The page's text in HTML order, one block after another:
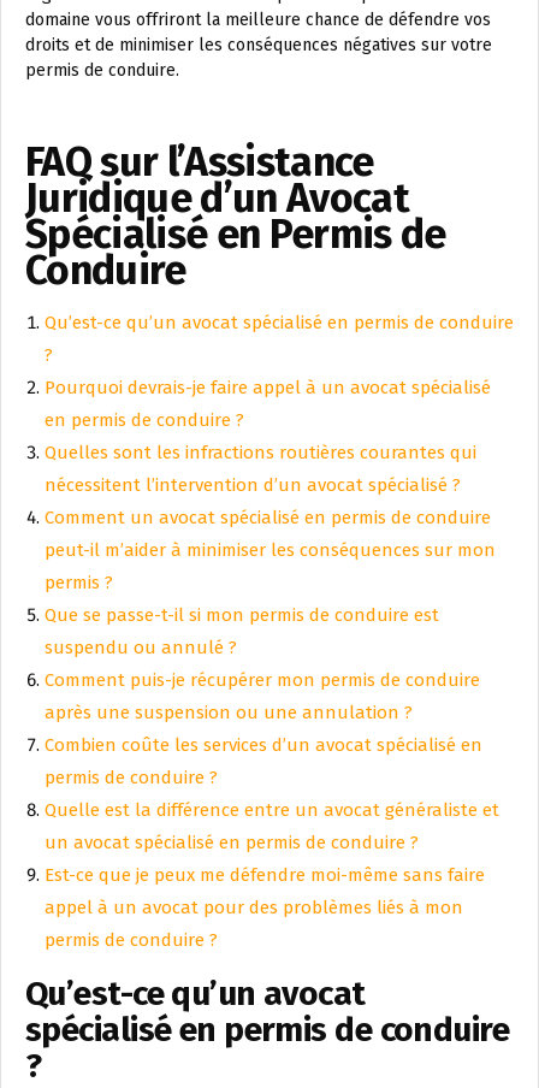
domaine vous offriront la meilleure chance de défendre vos
droits et de minimiser les conséquences négatives sur votre
permis de conduire.
FAQ sur l’Assistance
Juridique d’un Avocat
Spécialisé en Permis de
Conduire
Qu’est-ce qu’un avocat spécialisé en permis de conduire
?
Pourquoi devrais-je faire appel à un avocat spécialisé
en permis de conduire ?
Quelles sont les infractions routières courantes qui
nécessitent l’intervention d’un avocat spécialisé ?
Comment un avocat spécialisé en permis de conduire
peut-il m’aider à minimiser les conséquences sur mon
permis ?
Que se passe-t-il si mon permis de conduire est
suspendu ou annulé ?
Comment puis-je récupérer mon permis de conduire
après une suspension ou une annulation ?
Combien coûte les services d’un avocat spécialisé en
permis de conduire ?
Quelle est la différence entre un avocat généraliste et
un avocat spécialisé en permis de conduire ?
Est-ce que je peux me défendre moi-même sans faire
appel à un avocat pour des problèmes liés à mon
permis de conduire ?
Qu’est-ce qu’un avocat
spécialisé en permis de conduire
?